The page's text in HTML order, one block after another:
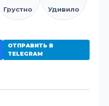
Грустно Удивило
ОТПРАВИТЬ В
TELEGRAM